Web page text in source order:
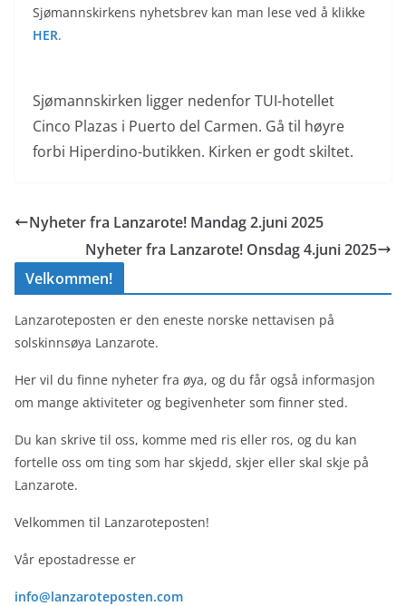
Sjømannskirkens nyhetsbrev kan man lese ved å klikke
HER.
Sjømannskirken ligger nedenfor TUI-hotellet
Cinco Plazas i Puerto del Carmen. Gå til høyre
forbi Hiperdino-butikken. Kirken er godt skiltet.
Nyheter fra Lanzarote! Mandag 2.juni 2025
Nyheter fra Lanzarote! Onsdag 4.juni 2025
Velkommen!
Lanzaroteposten er den eneste norske nettavisen på
solskinnsøya Lanzarote.
Her vil du finne nyheter fra øya, og du får også informasjon
om mange aktiviteter og begivenheter som finner sted.
Du kan skrive til oss, komme med ris eller ros, og du kan
fortelle oss om ting som har skjedd, skjer eller skal skje på
Lanzarote.
Velkommen til Lanzaroteposten!
Vår epostadresse er
info@lanzaroteposten.com